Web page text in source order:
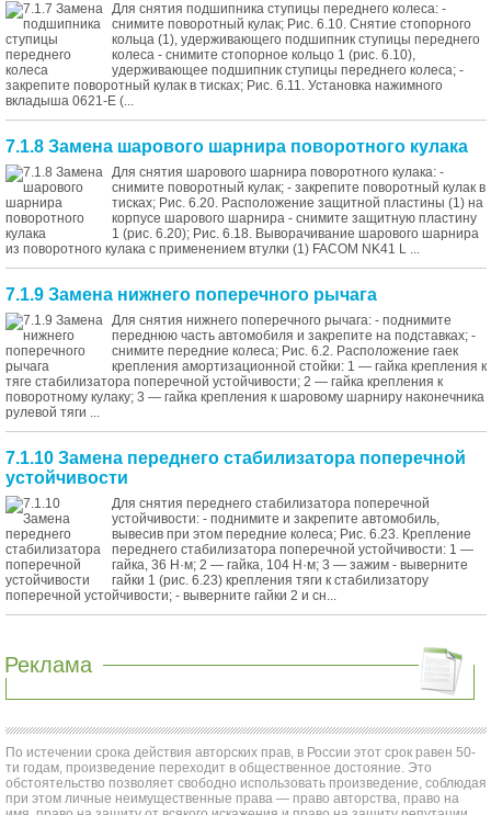
Для снятия подшипника ступицы переднего колеса: -
снимите поворотный кулак; Рис. 6.10. Снятие стопорного
кольца (1), удерживающего подшипник ступицы переднего
колеса - снимите стопорное кольцо 1 (рис. 6.10),
удерживающее подшипник ступицы переднего колеса; -
закрепите поворотный кулак в тисках; Рис. 6.11. Установка нажимного
вкладыша 0621-E (...
7.1.8 Замена шарового шарнира поворотного кулака
Для снятия шарового шарнира поворотного кулака: -
снимите поворотный кулак; - закрепите поворотный кулак в
тисках; Рис. 6.20. Расположение защитной пластины (1) на
корпусе шарового шарнира - снимите защитную пластину
1 (рис. 6.20); Рис. 6.18. Выворачивание шарового шарнира
из поворотного кулака с применением втулки (1) FACOM NK41 L ...
7.1.9 Замена нижнего поперечного рычага
Для снятия нижнего поперечного рычага: - поднимите
переднюю часть автомобиля и закрепите на подставках; -
снимите передние колеса; Рис. 6.2. Расположение гаек
крепления амортизационной стойки: 1 — гайка крепления к
тяге стабилизатора поперечной устойчивости; 2 — гайка крепления к
поворотному кулаку; 3 — гайка крепления к шаровому шарниру наконечника
рулевой тяги ...
7.1.10 Замена переднего стабилизатора поперечной
устойчивости
Для снятия переднего стабилизатора поперечной
устойчивости: - поднимите и закрепите автомобиль,
вывесив при этом передние колеса; Рис. 6.23. Крепление
переднего стабилизатора поперечной устойчивости: 1 —
гайка, 36 Н·м; 2 — гайка, 104 Н·м; 3 — зажим - выверните
гайки 1 (рис. 6.23) крепления тяги к стабилизатору
поперечной устойчивости; - выверните гайки 2 и сн...
Реклама
По истечении срока действия авторских прав, в России этот срок равен 50-
ти годам, произведение переходит в общественное достояние. Это
обстоятельство позволяет свободно использовать произведение, соблюдая
при этом личные неимущественные права — право авторства, право на